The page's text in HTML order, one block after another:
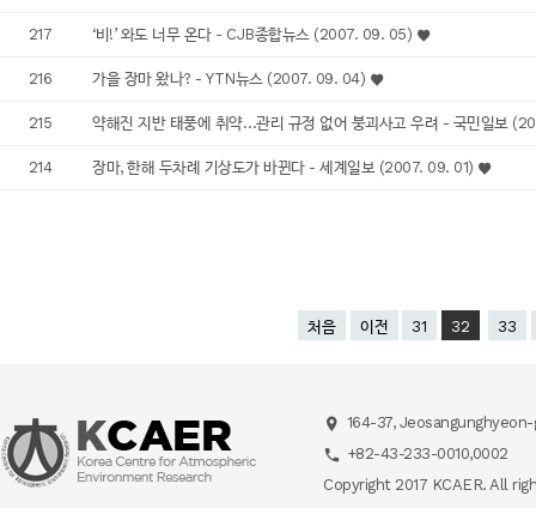
217 ‘비!’ 와도 너무 온다 - CJB종합뉴스 (2007. 09. 05)
216 가을 장마 왔나? - YTN뉴스 (2007. 09. 04)
215 약해진 지반 태풍에 취약…관리 규정 없어 붕괴사고 우려 - 국민일보
214 장마, 한해 두차례 기상도가 바뀐다 - 세계일보 (2007. 09. 01)
처음 이전 31 32 33
164-37,
+82-43-233-0010,0002
Copyright 2017 KCAER. All